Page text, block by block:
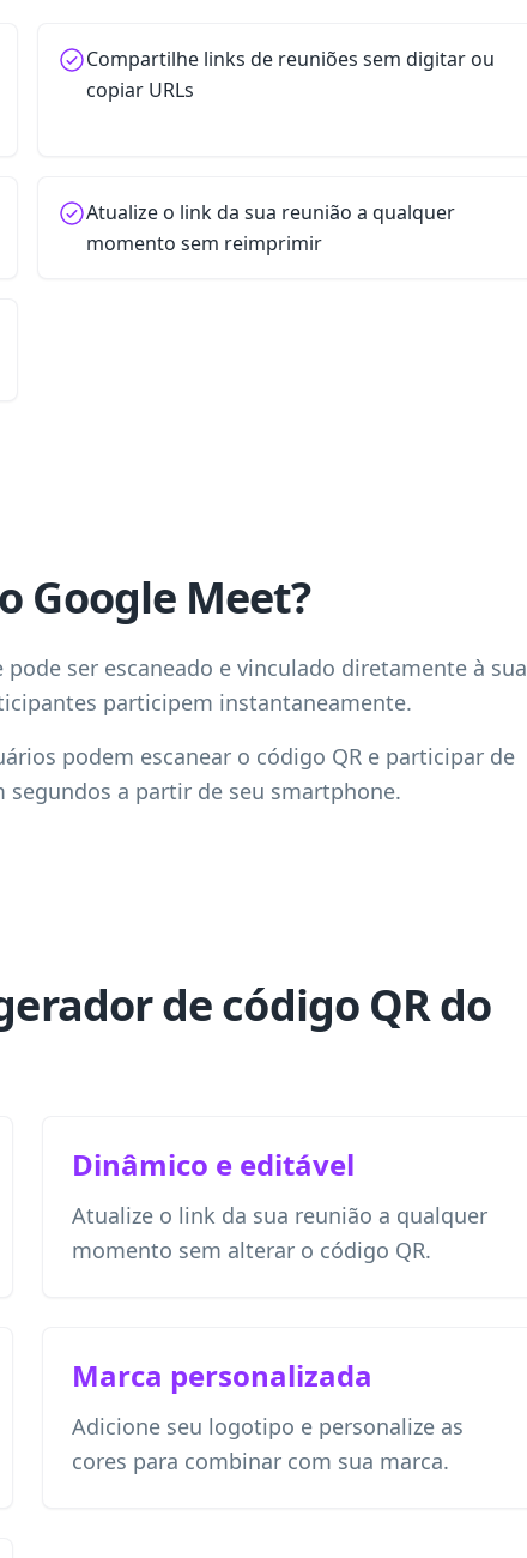
Compartilhe links de reuniões sem digitar ou
copiar URLs
Atualize o link da sua reunião a qualquer
momento sem reimprimir
Google Meet?
ser escaneado e vinculado diretamente à sua
participem instantaneamente.
podem escanear o código QR e participar de
a partir de seu smartphone.
de código QR do
Dinâmico e editável
Atualize o link da sua reunião a qualquer
momento sem alterar o código QR.
Marca personalizada
Adicione seu logotipo e personalize as
cores para combinar com sua marca.